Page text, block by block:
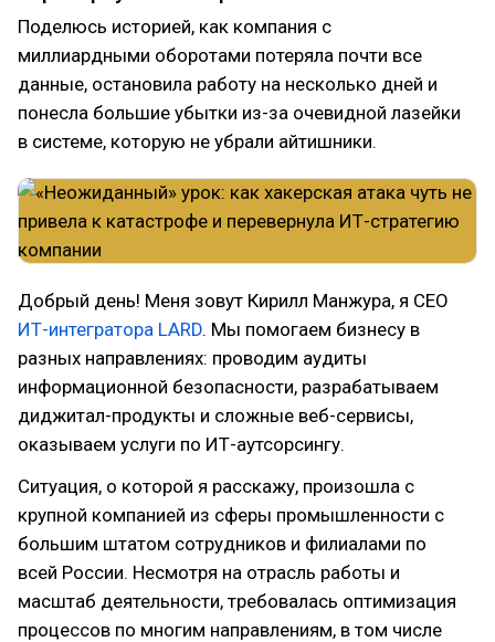
Поделюсь историей, как компания с
миллиардными оборотами потеряла почти все
данные, остановила работу на несколько дней и
понесла большие убытки из-за очевидной лазейки
в системе, которую не убрали айтишники.
Добрый день! Меня зовут Кирилл Манжура, я CEO
ИТ-интегратора LARD. Мы помогаем бизнесу в
разных направлениях: проводим аудиты
информационной безопасности, разрабатываем
диджитал-продукты и сложные веб-сервисы,
оказываем услуги по ИТ-аутсорсингу.
Ситуация, о которой я расскажу, произошла с
крупной компанией из сферы промышленности с
большим штатом сотрудников и филиалами по
всей России. Несмотря на отрасль работы и
масштаб деятельности, требовалась оптимизация
процессов по многим направлениям, в том числе